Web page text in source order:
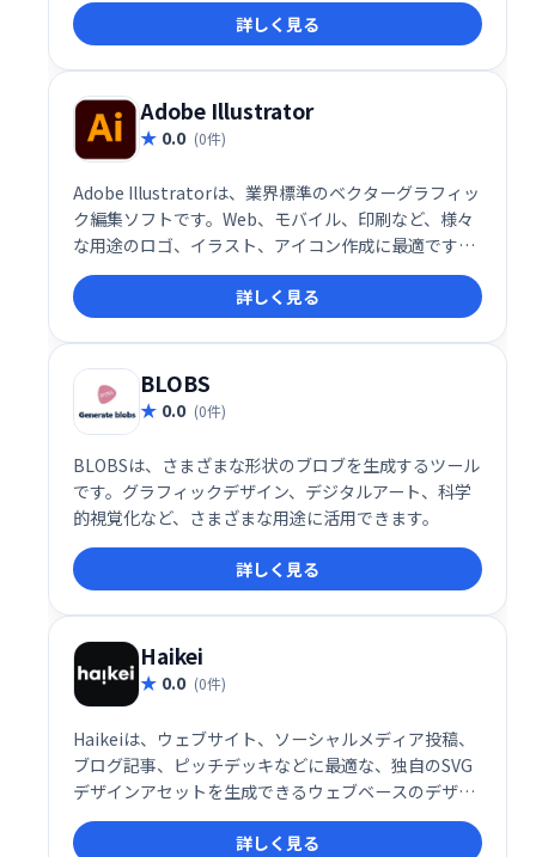
な操作で、様々なデザインニーズに対応します。
詳しく見る
Adobe Illustrator
0.0 (0件)
Adobe Illustratorは、業界標準のベクターグラフィッ
ク編集ソフトです。Web、モバイル、印刷など、様々
な用途のロゴ、イラスト、アイコン作成に最適です。
1985年のMacintosh版リリース以来、進化を続け、
Mac、Windows、iPadで利用可能です。高精細なデザ
インを実現し、拡大縮小しても画質が劣化しないベク
ター形式を採用。プロからアマチュアまで、幅広いク
リエイターに愛用されています。
詳しく見る
BLOBS
0.0 (0件)
BLOBSは、さまざまな形状のブロブを生成するツール
です。グラフィックデザイン、デジタルアート、科学
的視覚化など、さまざまな用途に活用できます。
詳しく見る
Haikei
0.0 (0件)
Haikeiは、ウェブサイト、ソーシャルメディア投稿、
ブログ記事、ピッチデッキなどに最適な、独自のSVG
デザインアセットを生成できるウェブベースのデザイ
ンツールです。手軽に高品質なSVGデザインを作成
し、あなたのコンテンツを魅力的に演出します。
詳しく見る